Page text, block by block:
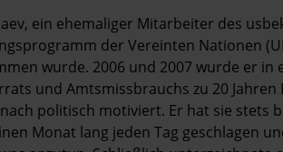
ein ehemaliger Mitarbeiter des
der Vereinten Nationen
wurde. 2006 und 2007 wurde er
und Amtsmissbrauchs zu 20
politisch motiviert. Er hat sie stets
Monat lang jeden Tag geschlagen